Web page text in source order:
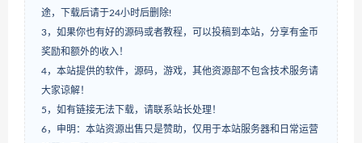
途，下载后请于24小时后删除!
3，如果你也有好的源码或者教程，可以投稿到本站，分享有金币
奖励和额外的收入！
4，本站提供的软件，源码，游戏，其他资源部不包含技术服务请
大家谅解！
5，如有链接无法下载，请联系站长处理！
6，申明：本站资源出售只是赞助，仅用于本站服务器和日常运营